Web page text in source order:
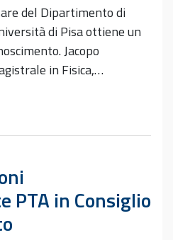
del Dipartimento di
di Pisa ottiene un
Jacopo
in Fisica,…
PTA in Consiglio